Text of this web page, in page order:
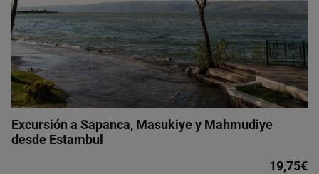
Excursión a Sapanca, Masukiye y Mahmudiye
desde Estambul
19,75€